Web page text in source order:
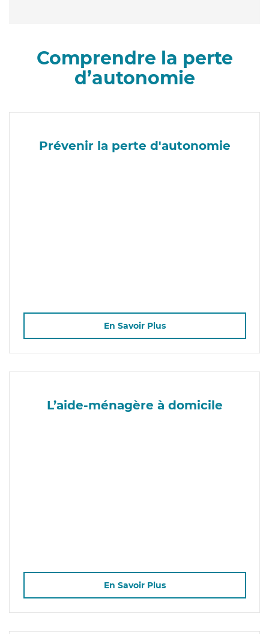
Comprendre la perte
d’autonomie
Prévenir la perte d'autonomie
En Savoir Plus
L’aide-ménagère à domicile
En Savoir Plus